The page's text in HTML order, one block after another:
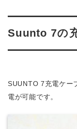
Suunto 7の
SUUNTO 7充電ケー
電が可能です。